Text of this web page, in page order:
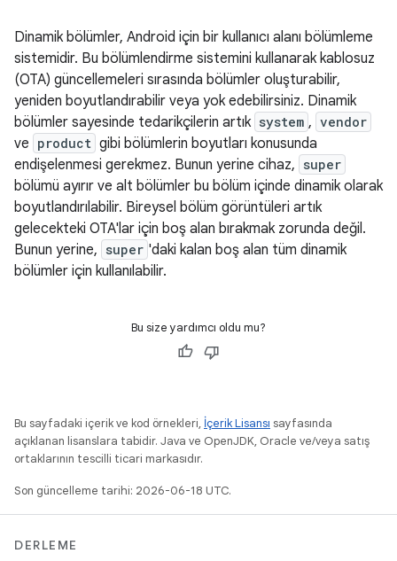
Dinamik bölümler, Android için bir kullanıcı alanı bölümleme
sistemidir. Bu bölümlendirme sistemini kullanarak kablosuz
(OTA) güncellemeleri sırasında bölümler oluşturabilir,
yeniden boyutlandırabilir veya yok edebilirsiniz. Dinamik
bölümler sayesinde tedarikçilerin artık system , vendor
ve product gibi bölümlerin boyutları konusunda
endişelenmesi gerekmez. Bunun yerine cihaz, super
bölümü ayırır ve alt bölümler bu bölüm içinde dinamik olarak
boyutlandırılabilir. Bireysel bölüm görüntüleri artık
gelecekteki OTA'lar için boş alan bırakmak zorunda değil.
Bunun yerine, super 'daki kalan boş alan tüm dinamik
bölümler için kullanılabilir.
Bu size yardımcı oldu mu?
Bu sayfadaki içerik ve kod örnekleri, İçerik Lisansı sayfasında
açıklanan lisanslara tabidir. Java ve OpenJDK, Oracle ve/veya satış
ortaklarının tescilli ticari markasıdır.
Son güncelleme tarihi: 2026-06-18 UTC.
DERLEME